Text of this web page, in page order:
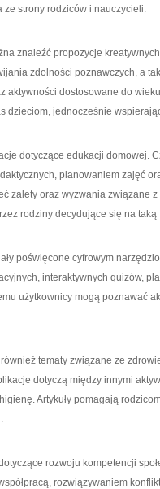
strony rodziców i nauczycieli.
znaleźć propozycje
zdolności poznawczych, a
aktywności dostosowane do
dzieciom, jednocześnie
dotyczące edukacji domowej.
planowaniem zajęć
zalety oraz wyzwania związane
rodziny decydujące się na taką
poświęcone cyfrowym
interaktywnych quizów,
użytkownicy mogą poznawać
tematy związane ze
dotyczą między innymi
Artykuły pomagają
rozwoju kompetencji
rozwiązywaniem